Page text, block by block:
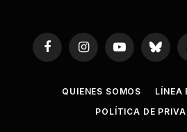
FacebookInstagramYouTube
QUIENES SOMOS
LÍNEA
POLÍTICA DE